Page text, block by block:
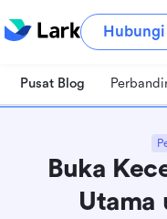
Pusat Blog
Buka
Utama